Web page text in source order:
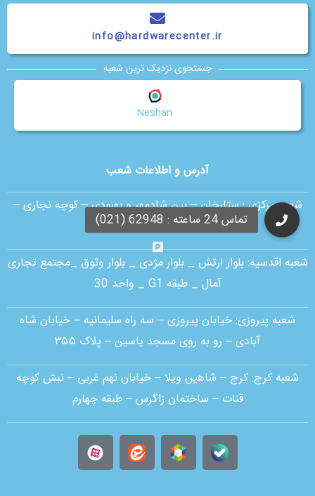
آدرس و اطلاعات شعب
شعبه مرکزی :ستارخان – بین شادمهر و بهبودی – کوچه نجاری –
پلاک ۱۸ – طبقه همکف
شعبه اقدسیه:بلوار ارتش _ بلوار مژدی _ بلوار وثوق _مجتمع تجاری
آمال _ طبقه G1 _ واحد 30
شعبه پیروزی: خیابان پیروزی – سه راه سلیمانیه – خیابان شاه
آبادی – رو به روی مسجد یاسین – پلاک ۳۵۵
شعبه کرج:کرج – شاهین ویلا – خیابان نهم غربی – نبش کوچه
قنات – ساختمان زاگرس – طبقه چهارم
info@hardwarecenter.ir
جستجوی نزدیک ترین شعبه
Neshan